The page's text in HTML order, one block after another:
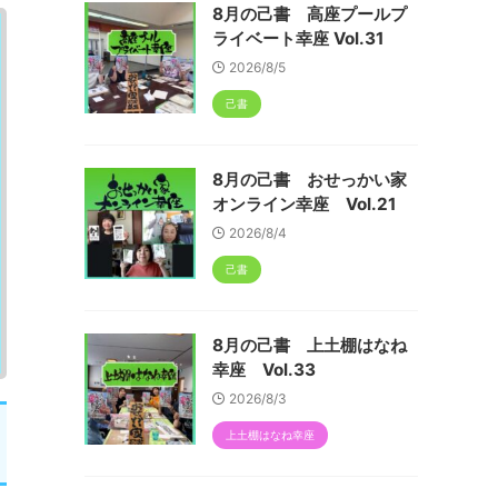
8月の己書 高座プールプ
ライベート幸座 Vol.31
2026/8/5
己書
8月の己書 おせっかい家
オンライン幸座 Vol.21
2026/8/4
己書
8月の己書 上土棚はなね
幸座 Vol.33
2026/8/3
上土棚はなね幸座